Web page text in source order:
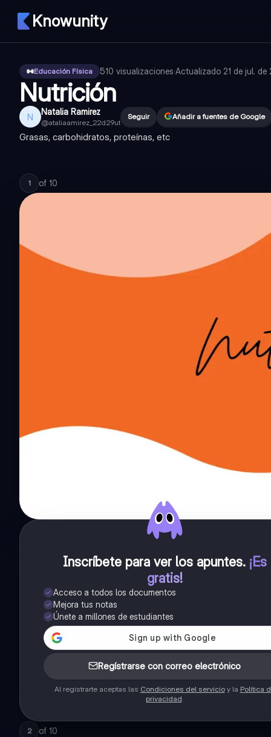
Knowunity
Educación Física 510 visualizaciones·Actualizado 21 de jul. de
Nutrición
N Natalia Ramirez
@ataliaamirez_22d29ut
Seguir Añadir a fuentes de Google
Grasas, carbohidratos, proteínas, etc
1 of 10
Inscríbete para ver los apuntes. ¡Es
gratis!
Acceso a todos los documentos
Mejora tus notas
Únete a millones de estudiantes
Regístrarse con correo electrónico
Al registrarte aceptas las Condiciones del servicioy la Política
privacidad.
2 of 10